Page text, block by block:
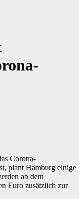
Corona-
plant Hamburg einige
ab dem
Euro zusätzlich zur